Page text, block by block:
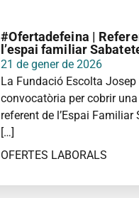
#Ofertadefeina |
l’espai familiar
21 de gener de 2026
La Fundació Escolta Josep
convocatòria per cobrir
referent de l’Espai Familiar
[…]
OFERTES LABORALS